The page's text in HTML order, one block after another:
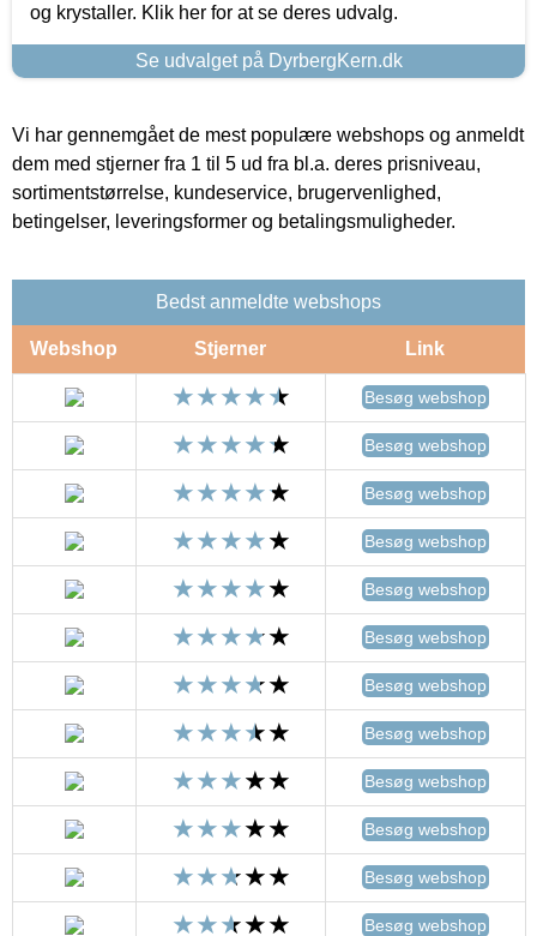
og krystaller. Klik her for at se deres udvalg.
Se udvalget på DyrbergKern.dk
Vi har gennemgået de mest populære webshops og anmeldt
dem med stjerner fra 1 til 5 ud fra bl.a. deres prisniveau,
sortimentstørrelse, kundeservice, brugervenlighed,
betingelser, leveringsformer og betalingsmuligheder.
Bedst anmeldte webshops
Webshop Stjerner Link
Besøg webshop
Besøg webshop
Besøg webshop
Besøg webshop
Besøg webshop
Besøg webshop
Besøg webshop
Besøg webshop
Besøg webshop
Besøg webshop
Besøg webshop
Besøg webshop